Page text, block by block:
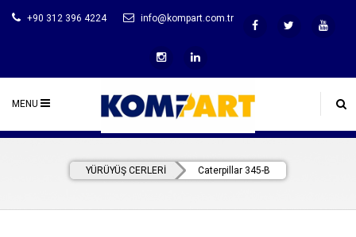
+90 312 396 4224 info@kompart.com.tr
MENU
YÜRÜYÜŞ CERLERİ Caterpillar 345-B